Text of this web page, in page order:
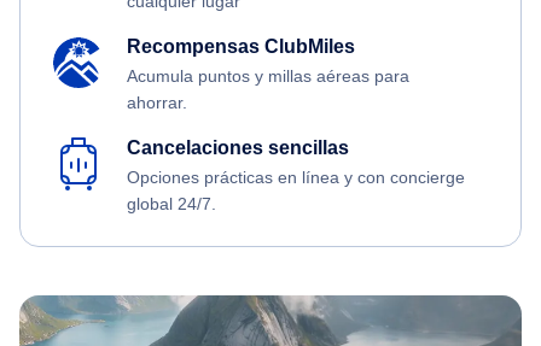
Recompensas ClubMiles
Acumula puntos y millas aéreas para
ahorrar.
Cancelaciones sencillas
Opciones prácticas en línea y con concierge
global 24/7.